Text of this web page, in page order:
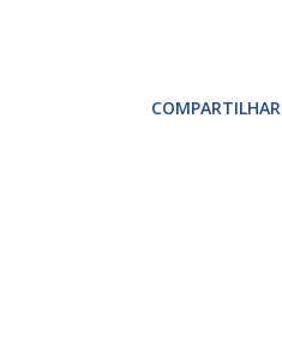
COMPARTILHAR